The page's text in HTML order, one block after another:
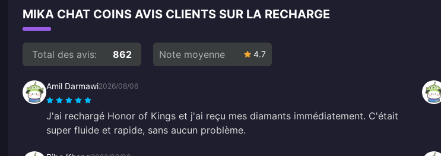
MIKA CHAT COINS AVIS CLIENTS SUR LA RECHARGE
Total des avis: 862 Note moyenne 4.7
Amil Darmawi2026/08/06
J'ai rechargé Honor of Kings et j'ai reçu mes diamants immédiatement. C'était
super fluide et rapide, sans aucun problème.